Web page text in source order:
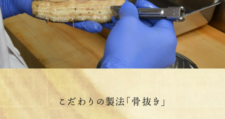
こだわりの製法「骨抜き」